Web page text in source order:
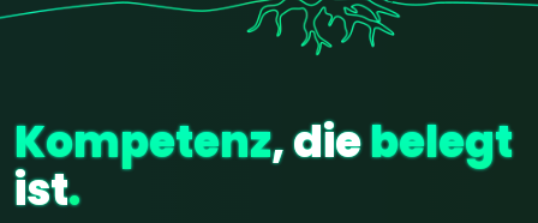
Kompetenz, diebelegt
ist.